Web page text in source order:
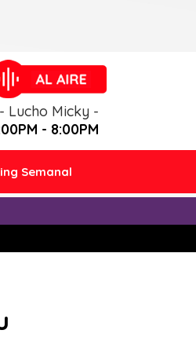
Lucho Micky -
- 8:00PM
Semanal